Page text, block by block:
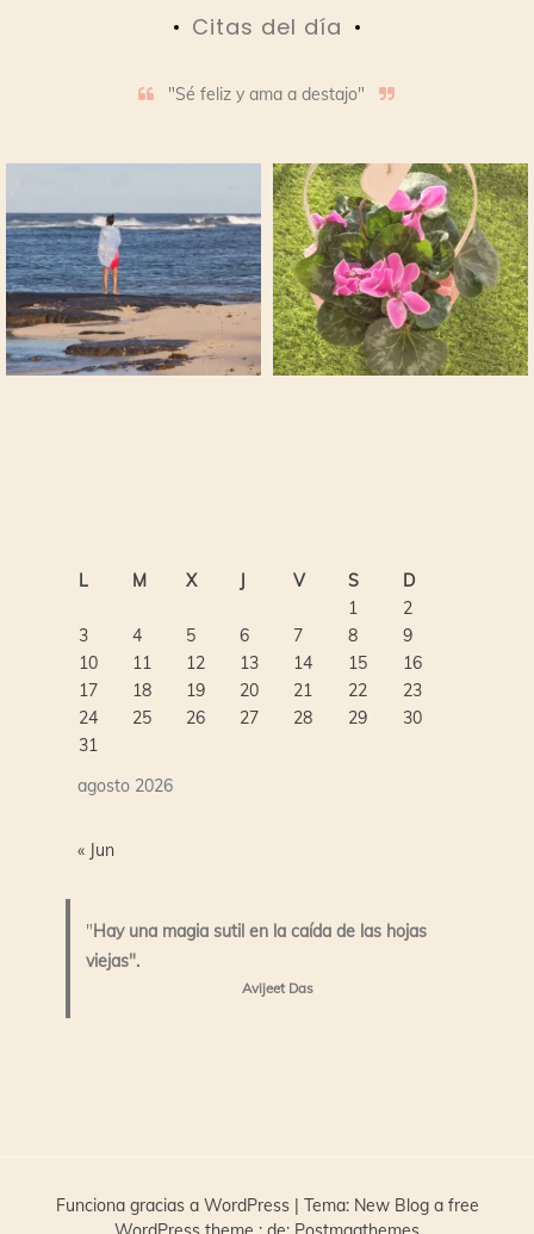
Citas del día
"Sé feliz y ama a destajo"
agosto 2026
L M X V S
D
1
2
3
4 5 6 7 8
9
10
11 12 13 14 15
16
17
18 19 20 21 22
23
24
25 26 27 28 29
30
31
« Jun
"Hay una magia sutil en la caída de las hojas
viejas".
Avijeet Das
Funciona gracias a WordPress | Tema: New Blog a free